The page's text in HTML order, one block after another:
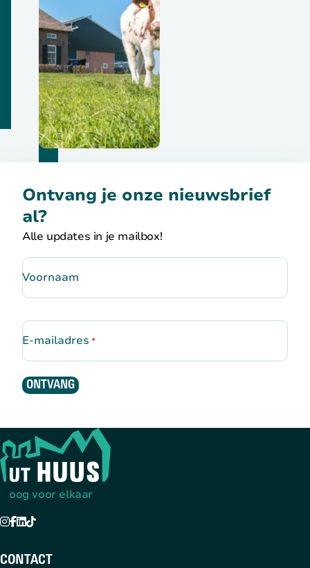
Ontvang je onze nieuwsbrief
al?
Alle updates in je mailbox!
Voornaam
E-mailadres *
ONTVANG
Terug naar de startpagina
oog voor elkaar
Instagram
Facebook
LinkedIn
TikTok
YouTube
CONTACT